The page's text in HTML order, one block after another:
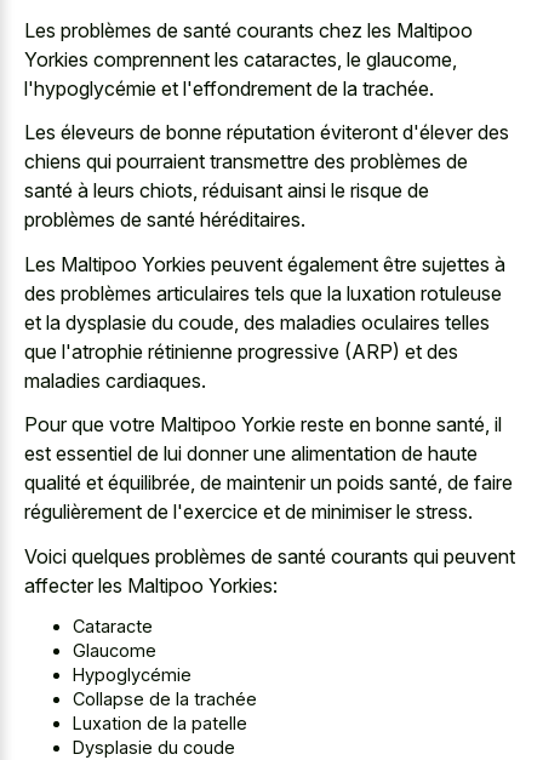
Les problèmes de santé courants chez les Maltipoo
Yorkies comprennent les cataractes, le glaucome,
l'hypoglycémie et l'effondrement de la trachée.
Les éleveurs de bonne réputation éviteront d'élever des
chiens qui pourraient transmettre des problèmes de
santé à leurs chiots, réduisant ainsi le risque de
problèmes de santé héréditaires.
Les Maltipoo Yorkies peuvent également être sujettes à
des problèmes articulaires tels que la luxation rotuleuse
et la dysplasie du coude, des maladies oculaires telles
que l'atrophie rétinienne progressive (ARP) et des
maladies cardiaques.
Pour que votre Maltipoo Yorkie reste en bonne santé, il
est essentiel de lui donner une alimentation de haute
qualité et équilibrée, de maintenir un poids santé, de faire
régulièrement de l'exercice et de minimiser le stress.
Voici quelques problèmes de santé courants qui peuvent
affecter les Maltipoo Yorkies:
Cataracte
Glaucome
Hypoglycémie
Collapse de la trachée
Luxation de la patelle
Dysplasie du coude